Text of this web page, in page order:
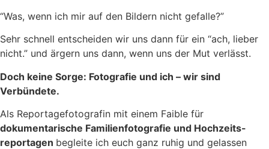
“Was, wenn ich mir auf den Bildern nicht gefalle?”
Sehr schnell entscheiden wir uns dann für ein “ach, lieber
nicht.” und ärgern uns dann, wenn uns der Mut verlässt.
Doch keine Sorge: Fotografie und ich – wir sind
Verbündete.
Als Reportagefotografin mit einem Faible für
dokumentarische Familienfotografie und Hochzeits-
reportagen begleite ich euch ganz ruhig und gelassen